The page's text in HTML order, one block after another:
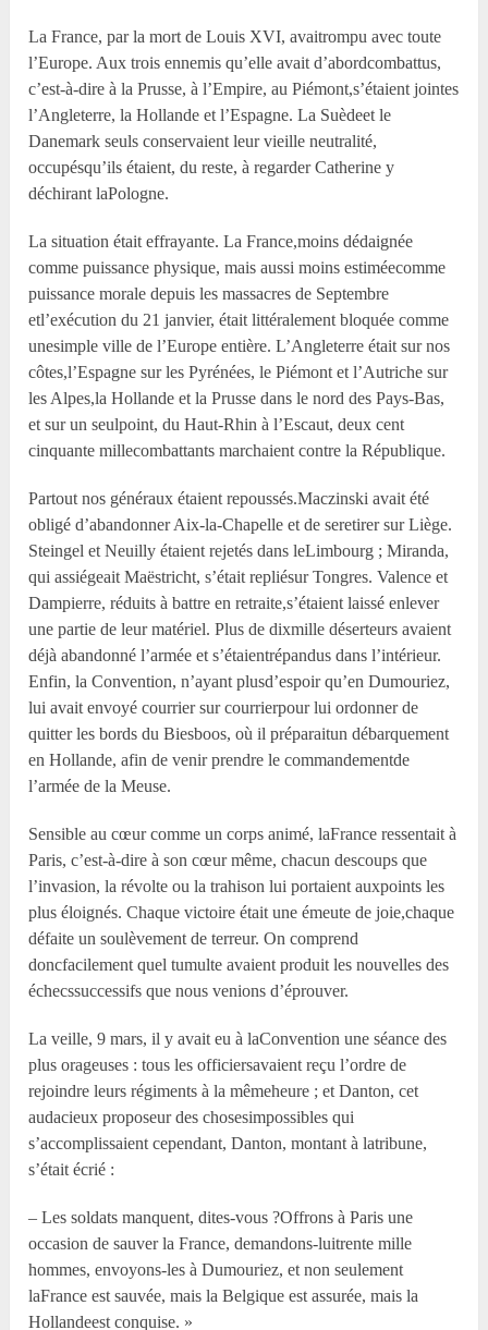
La France, par la mort de Louis XVI, avaitrompu avec toute
l’Europe. Aux trois ennemis qu’elle avait d’abordcombattus,
c’est-à-dire à la Prusse, à l’Empire, au Piémont,s’étaient jointes
l’Angleterre, la Hollande et l’Espagne. La Suèdeet le
Danemark seuls conservaient leur vieille neutralité,
occupésqu’ils étaient, du reste, à regarder Catherine y
déchirant laPologne.
La situation était effrayante. La France,moins dédaignée
comme puissance physique, mais aussi moins estiméecomme
puissance morale depuis les massacres de Septembre
etl’exécution du 21 janvier, était littéralement bloquée comme
unesimple ville de l’Europe entière. L’Angleterre était sur nos
côtes,l’Espagne sur les Pyrénées, le Piémont et l’Autriche sur
les Alpes,la Hollande et la Prusse dans le nord des Pays-Bas,
et sur un seulpoint, du Haut-Rhin à l’Escaut, deux cent
cinquante millecombattants marchaient contre la République.
Partout nos généraux étaient repoussés.Maczinski avait été
obligé d’abandonner Aix-la-Chapelle et de seretirer sur Liège.
Steingel et Neuilly étaient rejetés dans leLimbourg ; Miranda,
qui assiégeait Maëstricht, s’était repliésur Tongres. Valence et
Dampierre, réduits à battre en retraite,s’étaient laissé enlever
une partie de leur matériel. Plus de dixmille déserteurs avaient
déjà abandonné l’armée et s’étaientrépandus dans l’intérieur.
Enfin, la Convention, n’ayant plusd’espoir qu’en Dumouriez,
lui avait envoyé courrier sur courrierpour lui ordonner de
quitter les bords du Biesboos, où il préparaitun débarquement
en Hollande, afin de venir prendre le commandementde
l’armée de la Meuse.
Sensible au cœur comme un corps animé, laFrance ressentait à
Paris, c’est-à-dire à son cœur même, chacun descoups que
l’invasion, la révolte ou la trahison lui portaient auxpoints les
plus éloignés. Chaque victoire était une émeute de joie,chaque
défaite un soulèvement de terreur. On comprend
doncfacilement quel tumulte avaient produit les nouvelles des
échecssuccessifs que nous venions d’éprouver.
La veille, 9 mars, il y avait eu à laConvention une séance des
plus orageuses : tous les officiersavaient reçu l’ordre de
rejoindre leurs régiments à la mêmeheure ; et Danton, cet
audacieux proposeur des chosesimpossibles qui
s’accomplissaient cependant, Danton, montant à latribune,
s’était écrié :
– Les soldats manquent, dites-vous ?Offrons à Paris une
occasion de sauver la France, demandons-luitrente mille
hommes, envoyons-les à Dumouriez, et non seulement
laFrance est sauvée, mais la Belgique est assurée, mais la
Hollandeest conquise. »